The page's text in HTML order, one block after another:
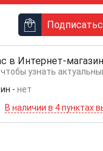
в Интернет-
чтобы узнать
- нет
В наличии в 4 пунктах